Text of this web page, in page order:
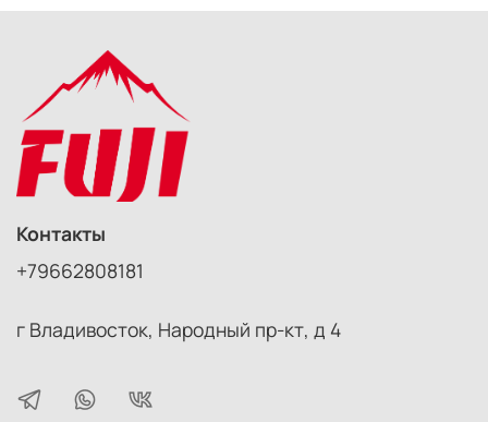
Контакты
+79662808181
г Владивосток, Народный пр-кт, д 4